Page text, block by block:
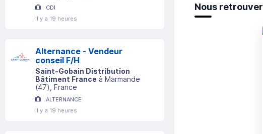
CDI
Il y a 19 heures
Alternance - Vendeur
conseil F/H
Saint-Gobain Distribution
Bâtiment France à Marmande
(47) , France
ALTERNANCE
Il y a 19 heures
Nous retrouver